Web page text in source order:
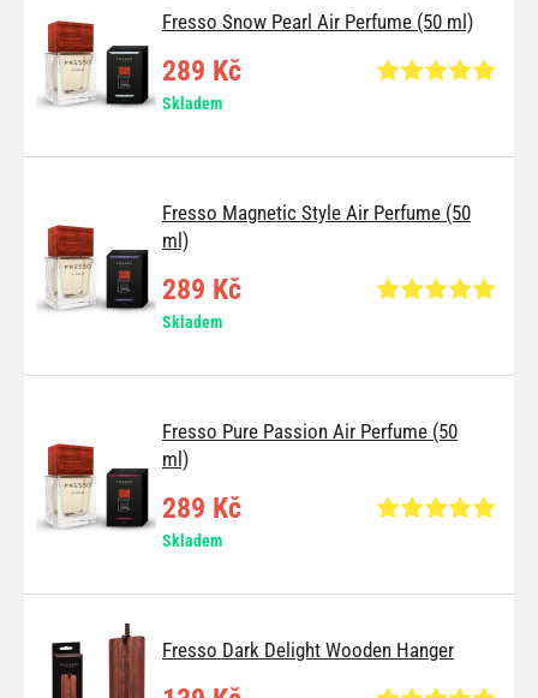
Fresso Snow Pearl Air Perfume (50 ml)
289 Kč
Skladem
Fresso Magnetic Style Air Perfume (50
ml)
289 Kč
Skladem
Fresso Pure Passion Air Perfume (50
ml)
289 Kč
Skladem
Fresso Dark Delight Wooden Hanger